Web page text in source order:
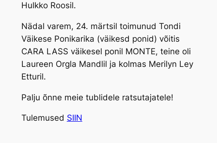
Hulkko Roosil.
Nädal varem, 24. märtsil toimunud Tondi
Väikese Ponikarika (väikesd ponid) võitis
CARA LASS väikesel ponil MONTE, teine oli
Laureen Orgla Mandlil ja kolmas Merilyn Ley
Etturil.
Palju õnne meie tublidele ratsutajatele!
Tulemused SIIN